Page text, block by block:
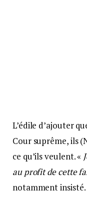
L’édile d’ajouter
Cour suprême, ils
ce qu’ils veulent. «
au profit de cette
notamment insisté.